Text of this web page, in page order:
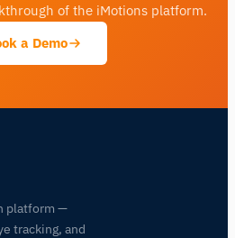
of the iMotions platform.
a Demo
platform —
tracking, and